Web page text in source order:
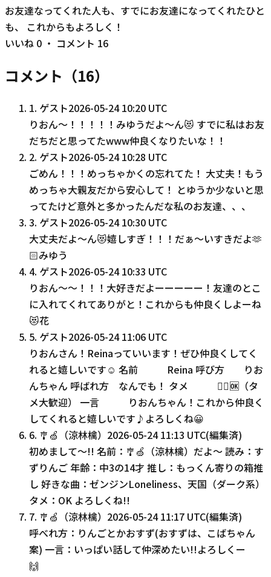
お友達なってくれた人も、すでにお友達になってくれたひと
も、 これからもよろしく！
いいね 0 ・ コメント 16
コメント（16）
1. ゲスト2026-05-24 10:20 UTC
りおん〜！！！！！みゆうだよ〜ん😻 すでに私はお友
だちだと思ってたwww仲良くなりたいな！！
2. ゲスト2026-05-24 10:28 UTC
ごめん！！！めっちゃかくの忘れてた！ 大丈夫！もう
めっちゃ大親友だから安心して！ とゆうか少ないと思
ってたけど意外と多かったんだな私のお友達、、、
3. ゲスト2026-05-24 10:30 UTC
大丈夫だよ〜ん😻嬉しすぎ！！！だぁ〜いすきだよ🫶
🏻みゆう
4. ゲスト2026-05-24 10:33 UTC
りおん〜〜！！！大好きだよーーーーー！友達のとこ
に入れてくれてありがと！これからも仲良くしよーね
😻花
5. ゲスト2026-05-24 11:06 UTC
りおんさん！Reinaっていいます！ぜひ仲良くしてく
れると嬉しいです☺️ 名前 Reina 呼び方 りお
んちゃん 呼ばれ方 なんでも！ タメ 🙆‍♀️🆗（タ
メ大歓迎） 一言 りおんちゃん！これから仲良く
してくれると嬉しいです♪よろしくね😀
6. 🎐🍏（涼林檎） 2026-05-24 11:13 UTC(編集済)
初めまして〜!! 名前：🎐🍏（涼林檎）だよ〜 読み：す
ずりんご 年齢：中3の14才 推し：もっくん寄りの箱推
し 好きな曲：ゼンジンLoneliness、天国（ダーク系）
タメ：OK よろしくね!!
7. 🎐🍏（涼林檎） 2026-05-24 11:17 UTC(編集済)
呼べれ方：りんごとかおすず(おすずは、こばちゃん
案) 一言：いっぱい話して仲深めたい!!よろしくー
🙌